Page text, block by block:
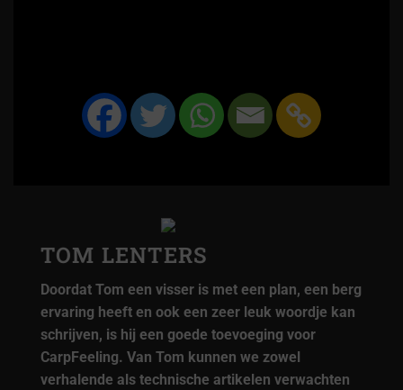
TOM LENTERS
Doordat Tom een visser is met een plan, een berg
ervaring heeft en ook een zeer leuk woordje kan
schrijven, is hij een goede toevoeging voor
CarpFeeling. Van Tom kunnen we zowel
verhalende als technische artikelen verwachten